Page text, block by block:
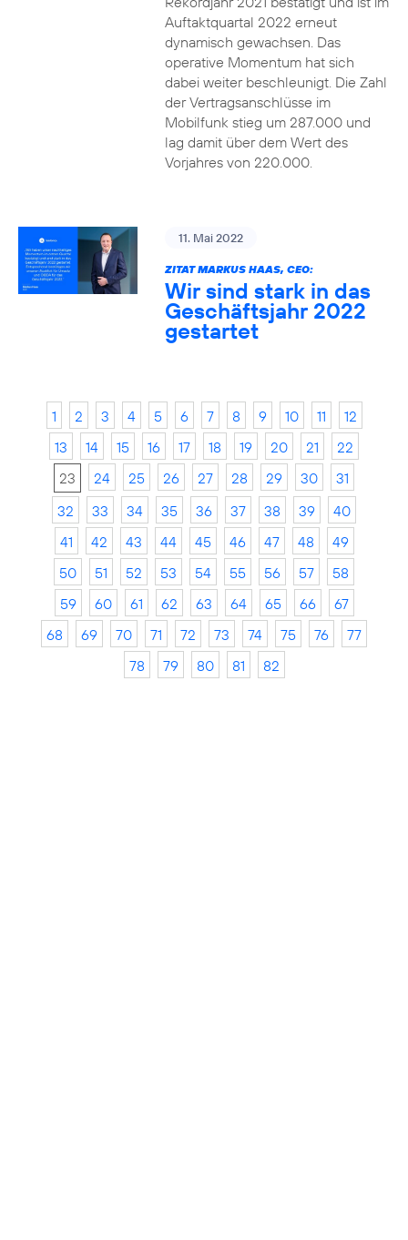
Auftaktquartal 2022 erneut
dynamisch gewachsen. Das
operative Momentum hat sich
dabei weiter beschleunigt. Die Zahl
der Vertragsanschlüsse im
Mobilfunk stieg um 287.000 und
lag damit über dem Wert des
Vorjahres von 220.000.
11. Mai 2022
ZITAT MARKUS HAAS, CEO:
Wir sind stark in das
Geschäftsjahr 2022
gestartet
1 2 3 4 5 6 7 8 9 10 11
12
13
14 15 16 17 18 19 20 21
22
23
24 25 26 27 28 29 30
31
32
33 34 35 36 37 38 39
40
41
42 43 44 45 46 47 48
49
50
51 52 53 54 55 56 57
58
59
60 61 62 63 64 65 66
67
68
69 70 71 72 73 74 75 76
77
78
79 80 81 82